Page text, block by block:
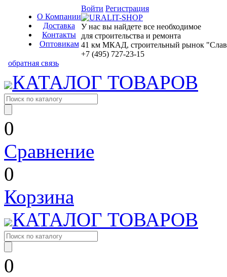
О Компании
Доставка
Контакты
Оптовикам
Войти Регистрация
У нас вы найдете все необходимое
для строительства и ремонта
41 км МКАД, строительный рынок
+7 (495) 727-23-15
обратная связь
КАТАЛОГ ТОВАРОВ
0
Сравнение
0
Корзина
КАТАЛОГ ТОВАРОВ
0